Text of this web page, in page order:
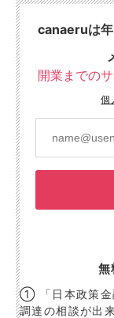
canaeruは年
開業までの
個
無
① 「日本政策金
調達の相談が出